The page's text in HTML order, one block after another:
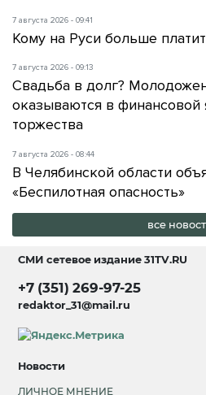
7 августа 2026 - 09:41
Кому на Руси больше
7 августа 2026 - 09:13
Свадьба в долг?
оказываются в финансовой
торжества
7 августа 2026 - 08:44
В Челябинской области
«Беспилотная опасность»
все
СМИ сетевое издание31TV.RU
+7 (351) 269-97-25
redaktor_31@mail.ru
Новости
ЛИЧНОЕ МНЕНИЕ